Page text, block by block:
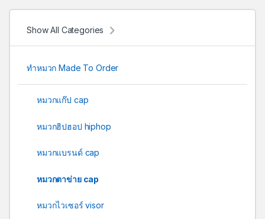
Show All Categories
ทำหมวก Made To Order
หมวกแก๊ป cap
หมวกฮิปฮอป hiphop
หมวกแบรนด์ cap
หมวกตาข่าย cap
หมวกไวเซอร์ visor